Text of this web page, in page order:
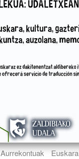
Aurrekontuak Euskara